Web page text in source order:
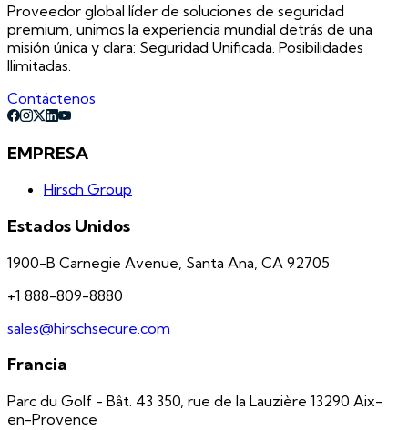
Proveedor global líder de soluciones de seguridad
premium, unimos la experiencia mundial detrás de una
misión única y clara: Seguridad Unificada. Posibilidades
Ilimitadas.
Contáctenos
EMPRESA
Hirsch Group
Estados Unidos
1900-B Carnegie Avenue, Santa Ana, CA 92705
+1 888-809-8880
sales@hirschsecure.com
Francia
Parc du Golf - Bât. 43 350, rue de la Lauzière 13290 Aix-
en-Provence